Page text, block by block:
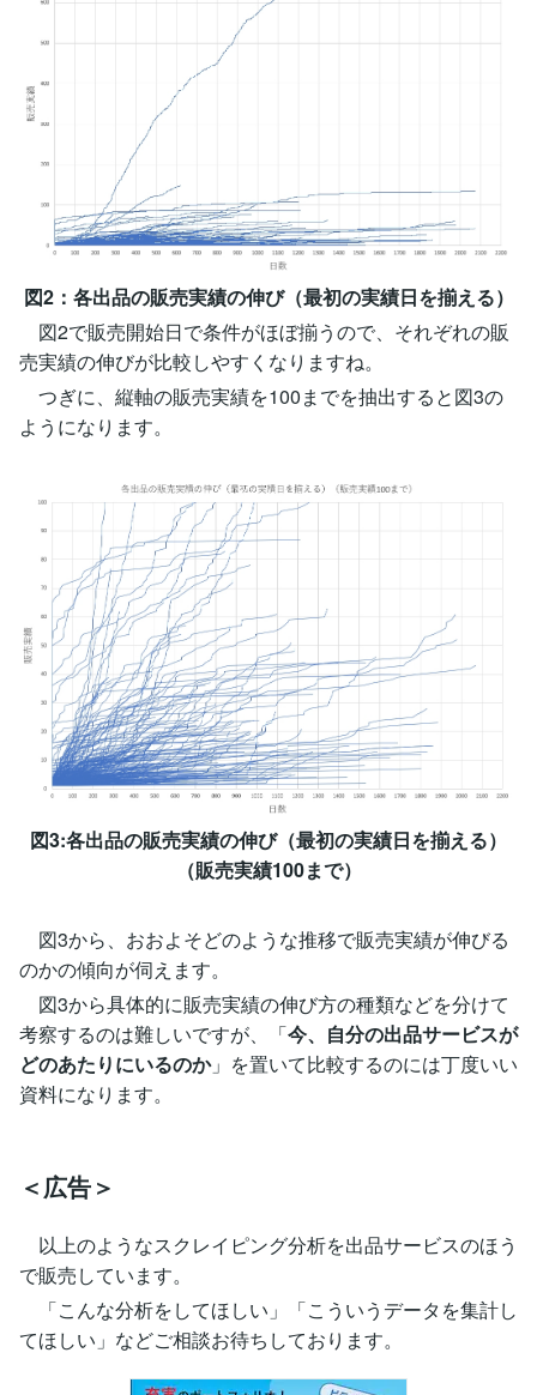
図2：各出品の販売実績の伸び（最初の実績日を揃える）
図2で販売開始日で条件がほぼ揃うので、それぞれの販
売実績の伸びが比較しやすくなりますね。
つぎに、縦軸の販売実績を100までを抽出すると図3の
ようになります。
図3:各出品の販売実績の伸び（最初の実績日を揃える）
（販売実績100まで）
図3から、おおよそどのような推移で販売実績が伸びる
のかの傾向が伺えます。
図3から具体的に販売実績の伸び方の種類などを分けて
考察するのは難しいですが、「今、自分の出品サービスが
どのあたりにいるのか」を置いて比較するのには丁度いい
資料になります。
＜広告＞
以上のようなスクレイピング分析を出品サービスのほう
で販売しています。
「こんな分析をしてほしい」「こういうデータを集計し
てほしい」などご相談お待ちしております。